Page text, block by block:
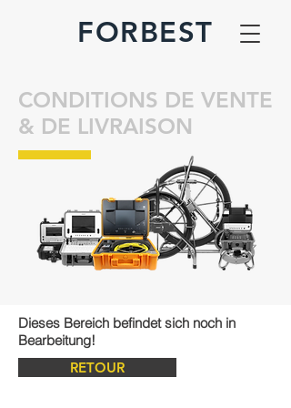
FORBEST
CONDITIONS DE VENTE
& DE LIVRAISON
Dieses Bereich befindet sich noch in
Bearbeitung!
RETOUR